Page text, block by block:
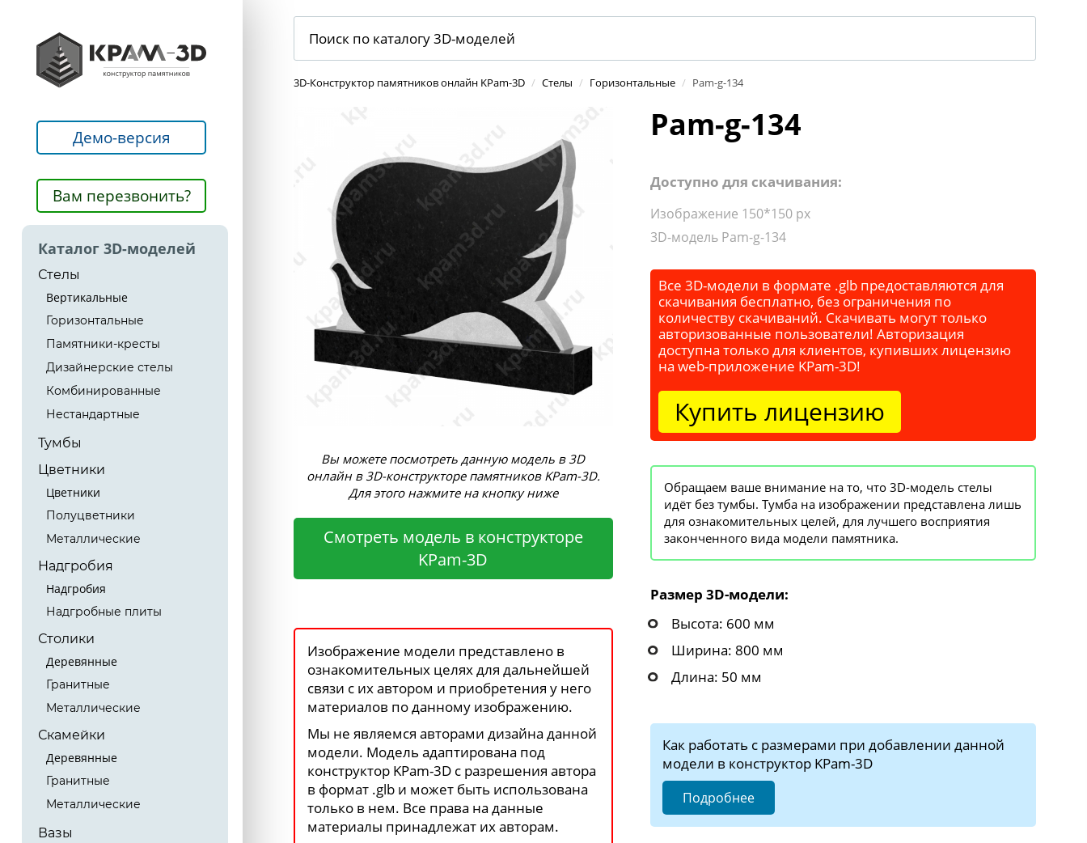
Демо-версия
Вам перезвонить?
Каталог 3D-моделей
Стелы
Вертикальные
Горизонтальные
Памятники-кресты
Дизайнерские стелы
Комбинированные
Нестандартные
Тумбы
Цветники
Цветники
Полуцветники
Металлические
Надгробия
Надгробия
Надгробные плиты
Столики
Деревянные
Гранитные
Металлические
Скамейки
Деревянные
Гранитные
Металлические
Вазы
3D-Конструктор памятников онлайн KPam-3D / Стелы / Горизонтальные / Pam-g-134
Вы можете посмотреть данную модель в 3D
онлайн в 3D-конструкторе памятников KPam-3D.
Для этого нажмите на кнопку ниже
Смотреть модель в конструкторе
KPam-3D
Изображение модели представлено в
ознакомительных целях для дальнейшей
связи с их автором и приобретения у него
материалов по данному изображению.
Мы не являемся авторами дизайна данной
модели. Модель адаптирована под
конструктор KPam-3D с разрешения автора
в формат .glb и может быть использована
только в нем. Все права на данные
материалы принадлежат их авторам.
Pam-g-134
Доступно для скачивания:
Изображение 150*150 px
3D-модель Pam-g-134
Все 3D-модели в формате .glb предоставляются для
скачивания бесплатно, без ограничения по
количеству скачиваний. Скачивать могут только
авторизованные пользователи! Авторизация
доступна только для клиентов, купивших лицензию
на web-приложение KPam-3D!
Купить лицензию
Обращаем ваше внимание на то, что 3D-модель стелы
идёт без тумбы. Тумба на изображении представлена лишь
для ознакомительных целей, для лучшего восприятия
законченного вида модели памятника.
Размер 3D-модели:
Высота: 600 мм
Ширина: 800 мм
Длина: 50 мм
Как работать с размерами при добавлении данной
модели в конструктор KPam-3D
Подробнее